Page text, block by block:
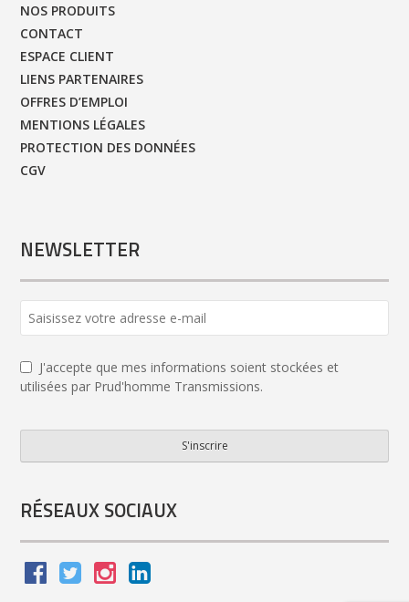
NOS PRODUITS
CONTACT
ESPACE CLIENT
LIENS PARTENAIRES
OFFRES D’EMPLOI
MENTIONS LÉGALES
PROTECTION DES DONNÉES
CGV
NEWSLETTER
J'accepte que mes informations soient stockées et
utilisées par Prud'homme Transmissions.
S'inscrire
Name *
RÉSEAUX SOCIAUX